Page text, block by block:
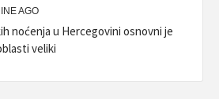
AGO
noćenja u Hercegovini osnovni je
veliki